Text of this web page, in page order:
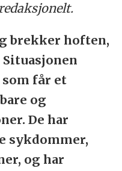
brekker hoften,
får et
og
De har
sykdommer,
og har